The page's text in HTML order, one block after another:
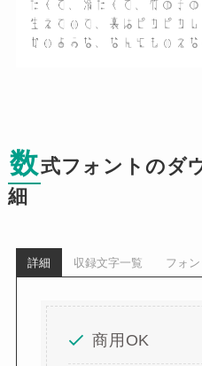
数式フォントのダ
細
詳細 収録文字一覧 フォ
商用OK